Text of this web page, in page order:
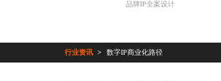
品牌IP全案设计
行业资讯 数字IP商业化路径